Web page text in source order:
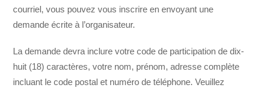
courriel, vous pouvez vous inscrire en envoyant une
demande écrite à l’organisateur.
La demande devra inclure votre code de participation de dix-
huit (18) caractères, votre nom, prénom, adresse complète
incluant le code postal et numéro de téléphone. Veuillez